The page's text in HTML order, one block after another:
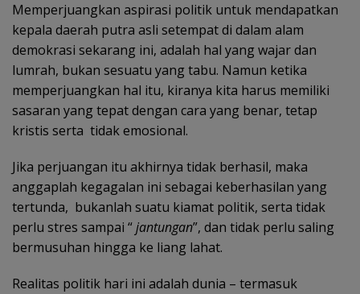
Memperjuangkan aspirasi politik untuk mendapatkan
kepala daerah putra asli setempat di dalam alam
demokrasi sekarang ini, adalah hal yang wajar dan
lumrah, bukan sesuatu yang tabu. Namun ketika
memperjuangkan hal itu, kiranya kita harus memiliki
sasaran yang tepat dengan cara yang benar, tetap
kristis serta tidak emosional.
Jika perjuangan itu akhirnya tidak berhasil, maka
anggaplah kegagalan ini sebagai keberhasilan yang
tertunda, bukanlah suatu kiamat politik, serta tidak
perlu stres sampai “jantungan”, dan tidak perlu saling
bermusuhan hingga ke liang lahat.
Realitas politik hari ini adalah dunia – termasuk